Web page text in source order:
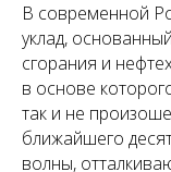
В современной
уклад,
сгорания и
в основе
так и не
ближайшего
волны,